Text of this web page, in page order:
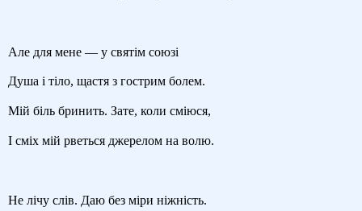
Але для мене — у святім союзі
Душа і тіло, щастя з гострим болем.
Мій біль бринить. Зате, коли сміюся,
І сміх мій рветься джерелом на волю.
Не лічу слів. Даю без міри ніжність.